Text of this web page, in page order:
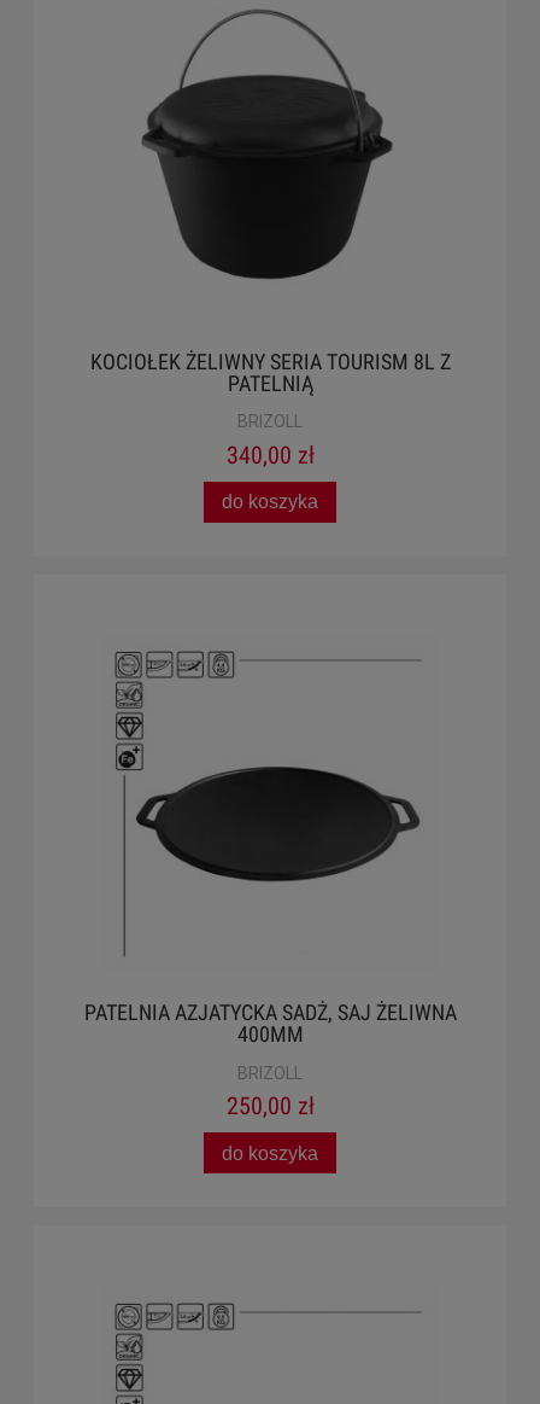
KOCIOŁEK ŻELIWNY SERIA TOURISM 8L Z
PATELNIĄ
BRIZOLL
340,00 zł
do koszyka
PATELNIA AZJATYCKA SADŻ, SAJ ŻELIWNA
400MM
BRIZOLL
250,00 zł
do koszyka